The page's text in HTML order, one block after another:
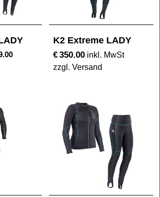
K2 Extreme LADY
€350.00 inkl. MwSt
zzgl. Versand